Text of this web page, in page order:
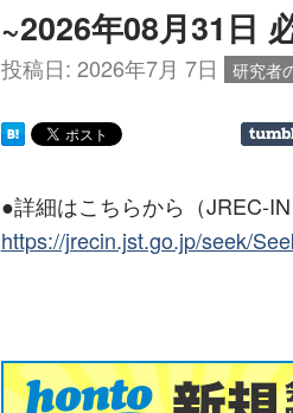
~2026年08月31日
投稿日: 2026年7月 7日 研究者
●詳細はこちらから（JREC-
https://jrecin.jst.go.jp/seek/